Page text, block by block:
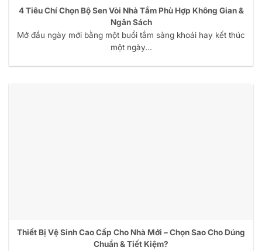
4 Tiêu Chí Chọn Bộ Sen Vòi Nhà Tắm Phù Hợp Không Gian &
Ngân Sách
Mở đầu ngày mới bằng một buổi tắm sảng khoái hay kết thúc
một ngày...
Thiết Bị Vệ Sinh Cao Cấp Cho Nhà Mới – Chọn Sao Cho Dúng
Chuẩn & Tiết Kiệm?